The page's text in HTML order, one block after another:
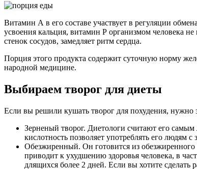
Витамин А в его составе участвует в регуляции
усвоения кальция, витамин Р организмом человека
стенок сосудов, замедляет ритм сердца.
Порция этого продукта содержит суточную норму
народной медицине.
Выбираем творог для диеты
Если вы решили кушать творог для похудения,
Зерненый творог. Диетологи считают его
кислотность позволяет употреблять его людям
Обезжиренный. Он готовится из обезжиренного
приводит к ухудшению здоровья человека, в
длящихся более 2 дней. Если вы хотите сделать